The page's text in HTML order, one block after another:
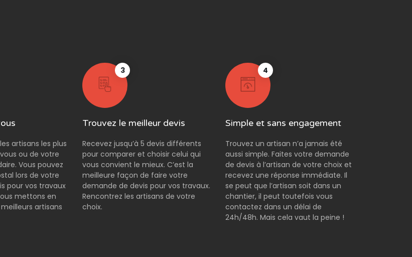
artisans les plus
ou de votre
Vous pouvez
lors de votre
pour vos travaux
mettons en
artisans
3
Trouvez le meilleur devis
Recevez jusqu’à 5 devis différents
pour comparer et choisir celui qui
vous convient le mieux. C’est la
meilleure façon de faire votre
demande de devis pour vos travaux.
Rencontrez les artisans de votre
choix.
4
Simple et sans engagement
Trouvez un artisan n’a jamais été
aussi simple. Faites votre demande
de devis à l’artisan de votre choix et
recevez une réponse immédiate. Il
se peut que l’artisan soit dans un
chantier, il peut toutefois vous
contactez dans un délai de
24h/48h. Mais cela vaut la peine !